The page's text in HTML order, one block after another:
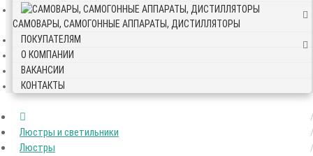
САМОВАРЫ, САМОГОННЫЕ АППАРАТЫ, ДИСТИЛЛЯТОРЫ
ПОКУПАТЕЛЯМ
О КОМПАНИИ
ВАКАНСИИ
КОНТАКТЫ
Люстры и светильники
Люстры